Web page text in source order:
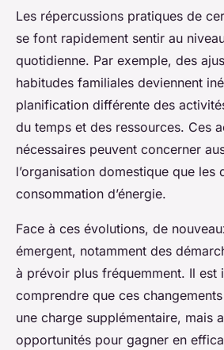
Les répercussions pratiques de
se font rapidement sentir au
quotidienne. Par exemple, des
habitudes familiales deviennent
planification différente des
du temps et des ressources. Ces
nécessaires peuvent concerner
l’organisation domestique que les
consommation d’énergie.
Face à ces évolutions, de
émergent, notamment des
à prévoir plus fréquemment. Il est
comprendre que ces
une charge supplémentaire, mais
opportunités pour gagner en